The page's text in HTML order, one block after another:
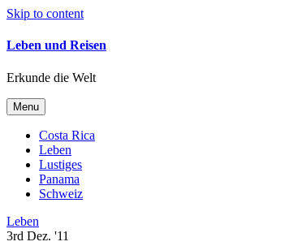
Skip to content
Leben und Reisen
Erkunde die Welt
Menu
Costa Rica
Leben
Lustiges
Panama
Schweiz
Leben
3rd Dez. '11